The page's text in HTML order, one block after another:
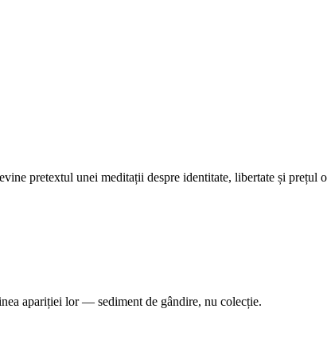
pretextul unei meditații despre identitate, libertate și
apariției lor — sediment de gândire, nu colecție.